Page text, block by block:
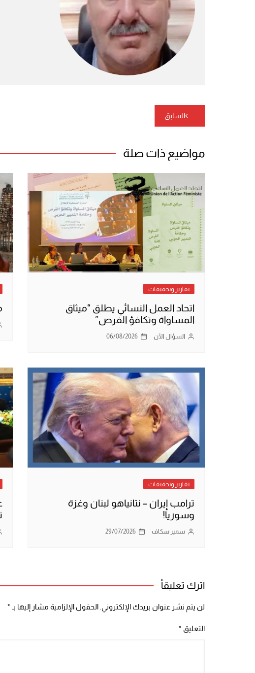
تصفّح
المقالات
السابق
مواضيع ذات صلة
تقارير وتحقيقات
اتحاد العمل النسائي يطلق “ميثاق
المساواة وتكافؤ الفرص”
السؤال الآن 06/08/2026
تقارير وتحقيقات
ترامب إيران – نتانياهو لبنان وغزة
وسوريا!
سمير سكاف 29/07/2026
اترك تعليقاً
لن يتم نشر عنوان بريدك الإلكتروني. الحقول الإلزامية مشار إليها بـ *
التعليق *